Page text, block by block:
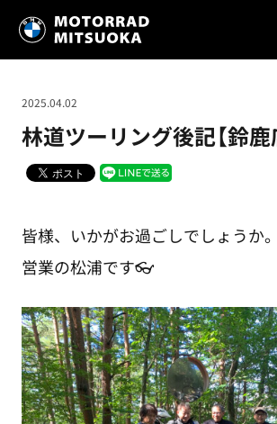
林道ツーリング後記【鈴鹿
2025.04.02
皆様、いかがお過ごしでしょうか。
営業の松浦です👓